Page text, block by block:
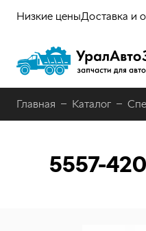
Низкие ценыДоставка и
Главная Каталог
5557-